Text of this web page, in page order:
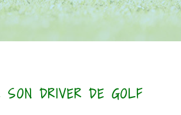
SON DRIVER DE GOLF